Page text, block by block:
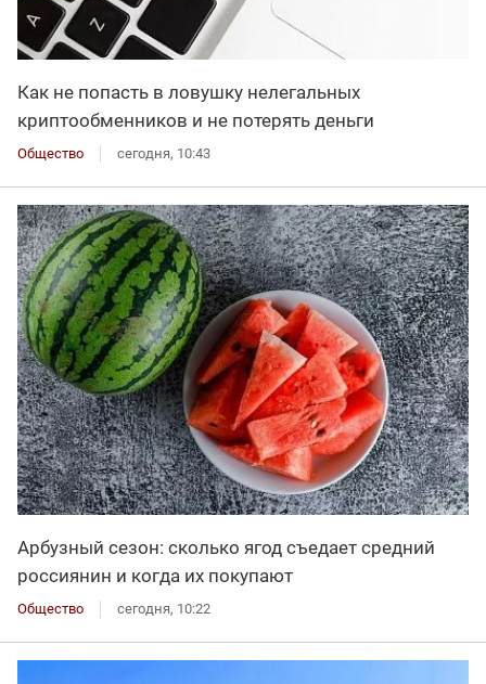
Как не попасть в ловушку нелегальных
криптообменников и не потерять деньги
Общество сегодня, 10:43
Арбузный сезон: сколько ягод съедает средний
россиянин и когда их покупают
Общество сегодня, 10:22